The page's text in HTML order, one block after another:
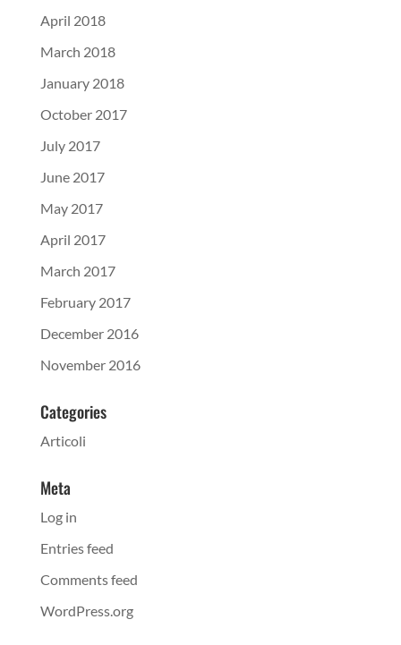
April 2018
March 2018
January 2018
October 2017
July 2017
June 2017
May 2017
April 2017
March 2017
February 2017
December 2016
November 2016
Categories
Articoli
Meta
Log in
Entries feed
Comments feed
WordPress.org